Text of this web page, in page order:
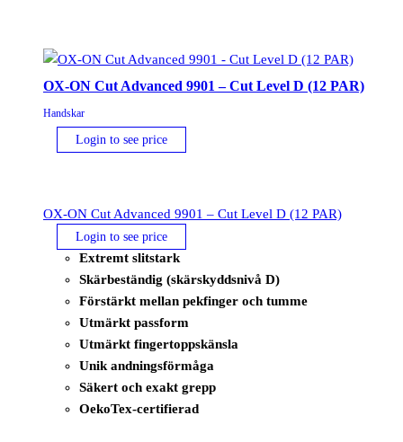
OX-ON Cut Advanced 9901 – Cut Level D (12 PAR)
Handskar
Login to see price
OX-ON Cut Advanced 9901 – Cut Level D (12 PAR)
Login to see price
Extremt slitstark
Skärbeständig (skärskyddsnivå D)
Förstärkt mellan pekfinger och tumme
Utmärkt passform
Utmärkt fingertoppskänsla
Unik andningsförmåga
Säkert och exakt grepp
OekoTex-certifierad